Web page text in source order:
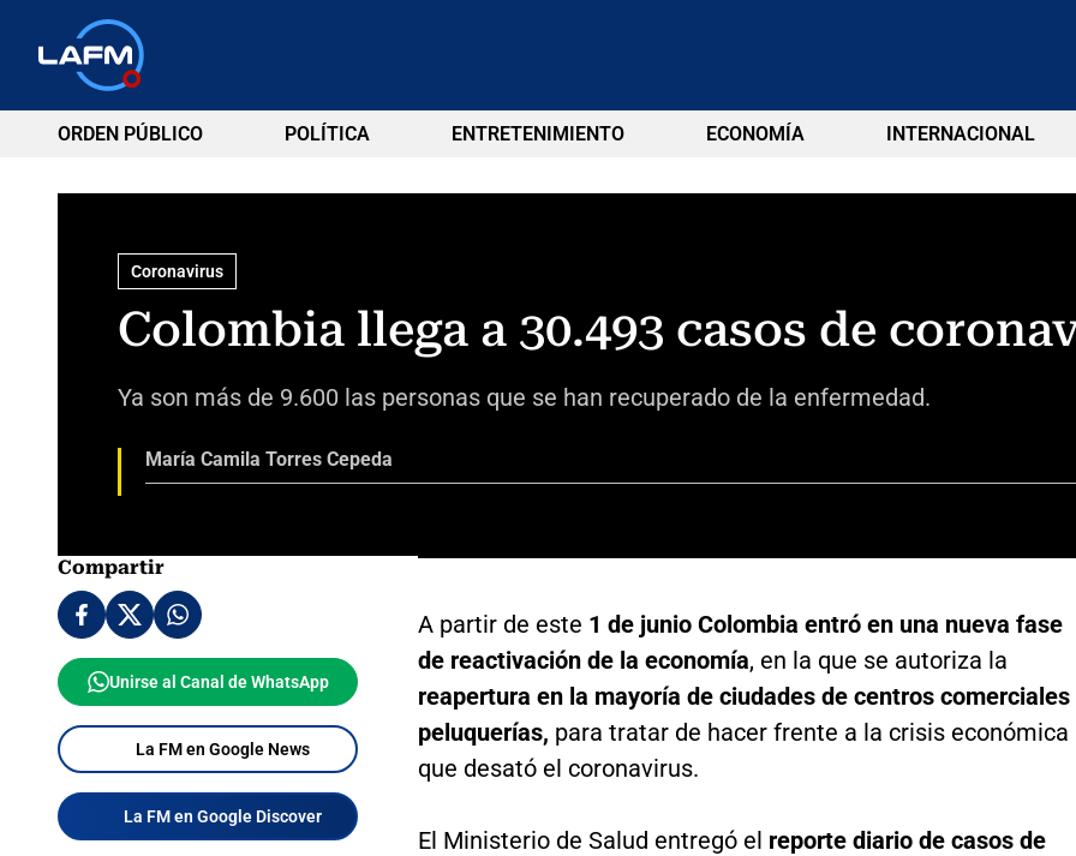
ORDEN PÚBLICO POLÍTICA ENTRETENIMIENTO ECONOMÍA INTERNACIONAL
Coronavirus
Colombia llega a 30.493 casos de
Ya son más de 9.600 las personas que se han recuperado de la enfermedad.
María Camila Torres Cepeda
Compartir
Unirse al Canal de WhatsApp
La FM en Google News
La FM en Google Discover
A partir de este 1 de junio Colombia entró en una nueva fase
de reactivación de la economía, en la que se autoriza la
reapertura en la mayoría de ciudades de centros comerciales
peluquerías, para tratar de hacer frente a la crisis económica
que desató el coronavirus.
El Ministerio de Salud entregó el reporte diario de casos de